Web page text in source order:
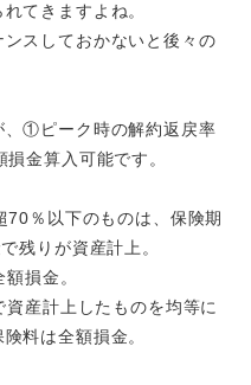
てきますよね。
スしておかないと後々の
、①ピーク時の解約返戻率
金算入可能です。
％以下のものは、保険期
残りが資産計上。
損金。
産計上したものを均等に
料は全額損金。